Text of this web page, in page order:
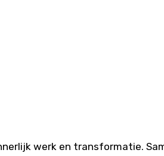
werk en transformatie.